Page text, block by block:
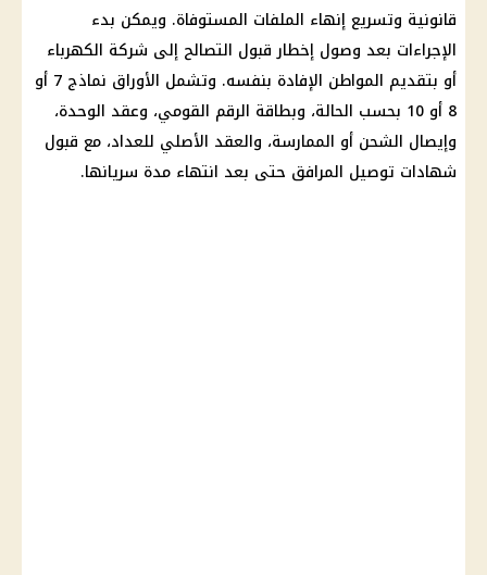
قانونية وتسريع إنهاء الملفات المستوفاة. ويمكن بدء
الإجراءات بعد وصول إخطار قبول التصالح إلى شركة الكهرباء
أو بتقديم المواطن الإفادة بنفسه. وتشمل الأوراق نماذج 7 أو
8 أو 10 بحسب الحالة، وبطاقة الرقم القومي، وعقد الوحدة،
وإيصال الشحن أو الممارسة، والعقد الأصلي للعداد، مع قبول
شهادات توصيل المرافق حتى بعد انتهاء مدة سريانها.